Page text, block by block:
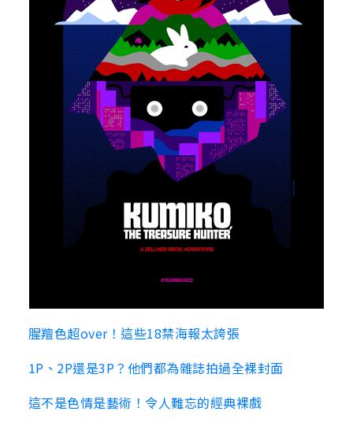
腥羶色超over！這些18禁海報太誇張
1P、2P還是3P？他們都為雜誌拍過全裸封面
這不是色情是藝術！令人難忘的經典裸戲